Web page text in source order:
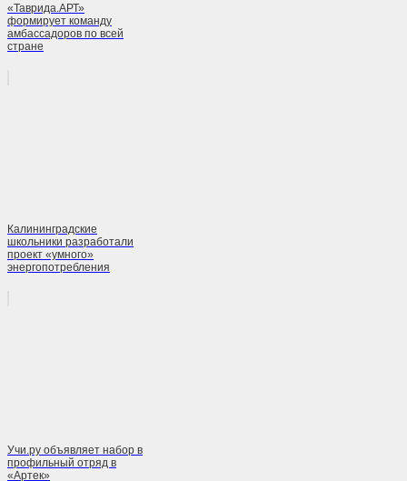
«Таврида.АРТ»
формирует команду
амбассадоров по всей
стране
Калининградские
школьники разработали
проект «умного»
энергопотребления
Учи.ру объявляет набор в
профильный отряд в
«Артек»